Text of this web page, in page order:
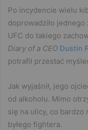
Po incydencie wielu
doprowadziło
UFC do takiego
Diary of a CEO Dustin
potrafił przestać
Jak wyjaśnił, jego
od alkoholu. Mimo
się na ulicy, co bardzo
byłego fightera.